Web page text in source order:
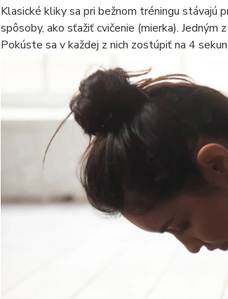
Klasické kliky sa pri bežnom tréningu stávajú
spôsoby, ako sťažiť cvičenie (mierka).
Pokúste sa v každej z nich zostúpiť na 4